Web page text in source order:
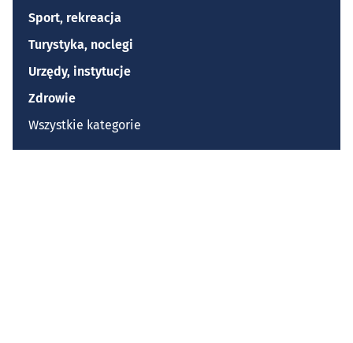
Sport, rekreacja
Turystyka, noclegi
Urzędy, instytucje
Zdrowie
Wszystkie kategorie